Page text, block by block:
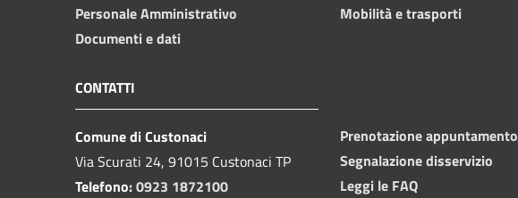
Personale Amministrativo
Documenti e dati
Mobilità e trasporti
CONTATTI
Comune di Custonaci
Via Scurati 24, 91015 Custonaci TP
Telefono:0923 1872100
Prenotazione appuntamento
Segnalazione disservizio
Leggi le FAQ